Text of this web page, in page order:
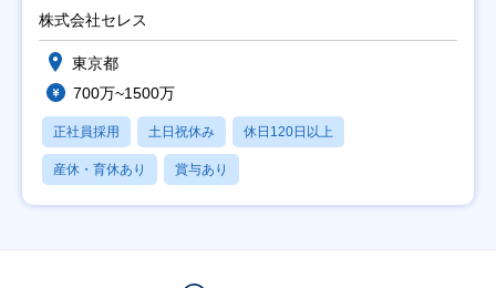
株式会社セレス
東京都
700万~1500万
正社員採用 土日祝休み 休日120日以上
産休・育休あり 賞与あり